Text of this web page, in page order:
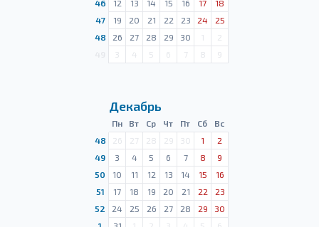
46
12 13 14 15 16 17
18
47
19 20 21 22 23 24
25
48
26 27 28 29 30 1
2
3 4 5 6 7 8 9
Декабрь
Пн Вт Ср Чт Пт Сб
Вс
48
26 27 28 29 30 1
2
49
3 4 5 6 7 8
9
50
10 11 12 13 14 15
16
51
17 18 19 20 21 22
23
52
24 25 26 27 28 29
30